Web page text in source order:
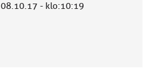
08.10.17 - klo:10:19